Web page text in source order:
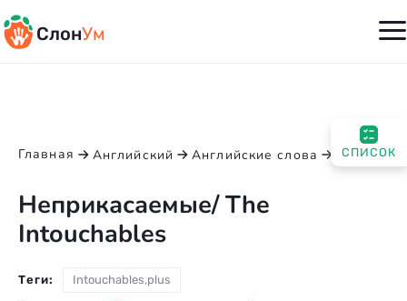
СлонУм
Главная Английский Английские слова
Неприкасаемые/ The
Intouchables
Теги: intouchables,plus
СПИСОК